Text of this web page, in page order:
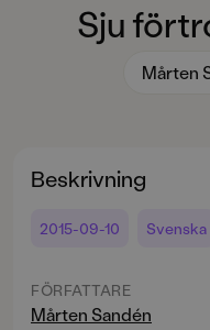
Sju
Mårten
Beskrivning
2015-09-10 Svenska
FÖRFATTARE
Mårten Sandén